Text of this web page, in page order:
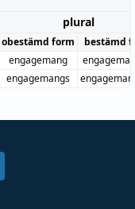
plural
obestämd form
bestämd
engagemang
engagemangs